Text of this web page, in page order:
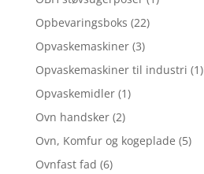
Opbevaringsboks (22)
Opvaskemaskiner (3)
Opvaskemaskiner til industri (1)
Opvaskemidler (1)
Ovn handsker (2)
Ovn, Komfur og kogeplade (5)
Ovnfast fad (6)